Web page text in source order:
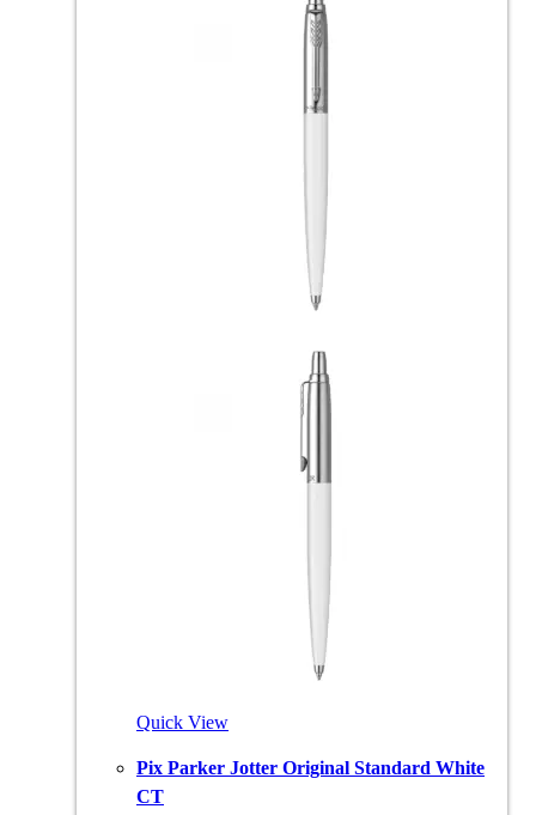
Quick View
Pix Parker Jotter Original Standard White
CT